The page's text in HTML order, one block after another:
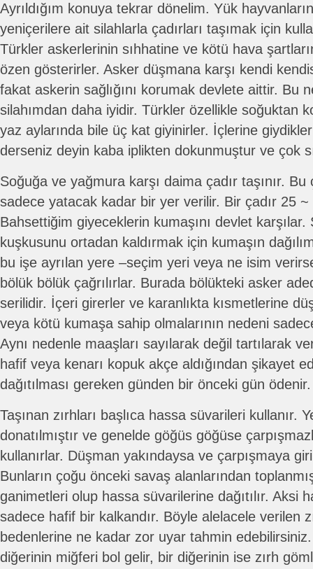
Ayrıldığım konuya tekrar dönelim. Yük
yeniçerilere ait silahlarla çadırları taşımak için
Türkler askerlerinin sıhhatine ve kötü hava
özen gösterirler. Asker düşmana karşı kendi
fakat askerin sağlığını korumak devlete aittir. Bu
silahımdan daha iyidir. Türkler özellikle soğuktan
yaz aylarında bile üç kat giyinirler. İçlerine
derseniz deyin kaba iplikten dokunmuştur ve çok
Soğuğa ve yağmura karşı daima çadır taşınır.
sadece yatacak kadar bir yer verilir. Bir çadır 25 ~
Bahsettiğim giyeceklerin kumaşını devlet
kuşkusunu ortadan kaldırmak için kumaşın
bu işe ayrılan yere –seçim yeri veya ne isim
bölük bölük çağrılırlar. Burada bölükteki asker
serilidir. İçeri girerler ve karanlıkta kısmetlerine
veya kötü kumaşa sahip olmalarının nedeni
Aynı nedenle maaşları sayılarak değil tartılarak
hafif veya kenarı kopuk akçe aldığından şikayet
dağıtılması gereken günden bir önceki gün ödenir.
Taşınan zırhları başlıca hassa süvarileri kullanır.
donatılmıştır ve genelde göğüs göğüse
kullanırlar. Düşman yakındaysa ve çarpışmaya
Bunların çoğu önceki savaş alanlarından
ganimetleri olup hassa süvarilerine dağıtılır. Aksi
sadece hafif bir kalkandır. Böyle alelacele verilen
bedenlerine ne kadar zor uyar tahmin
diğerinin miğferi bol gelir, bir diğerinin ise zırh